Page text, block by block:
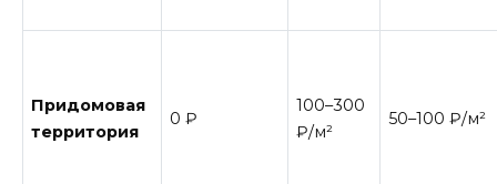
Придомовая
территория
0 ₽
100–300
₽/м²
50–100 ₽/м²